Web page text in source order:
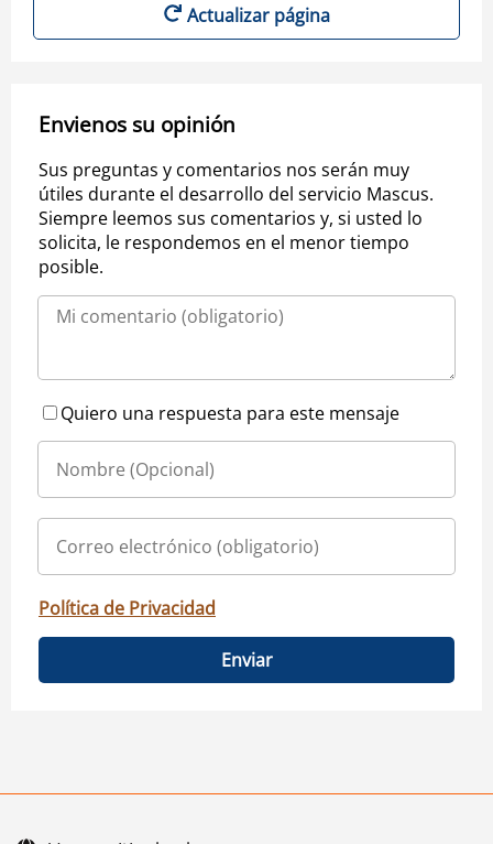
Actualizar página
Envienos su opinión
Sus preguntas y comentarios nos serán muy
útiles durante el desarrollo del servicio Mascus.
Siempre leemos sus comentarios y, si usted lo
solicita, le respondemos en el menor tiempo
posible.
Quiero una respuesta para este mensaje
Política de Privacidad
Enviar